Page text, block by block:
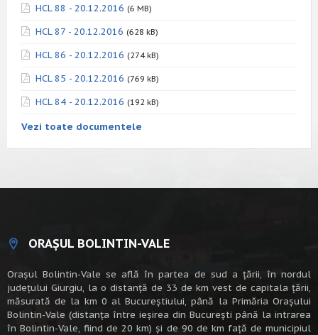
HCL 88 - 20.12.2016 (6 MB)
HCL 87 - 20.12.2016 (628 kB)
HCL 86 - 20.12.2016 (274 kB)
HCL 85 - 20.12.2016 (769 kB)
HCL 84 - 20.12.2016 (192 kB)
Vezi toate documentele
ORAȘUL BOLINTIN-VALE
Oraşul Bolintin-Vale se află în partea de sud a ţării, în nordul
judeţului Giurgiu, la o distanţă de 33 de km vest de capitala țării,
măsurată de la km 0 al Bucureștiului, până la Primăria Orașului
Bolintin-Vale (distanța între ieșirea din București până la intrarea
în Bolintin-Vale, fiind de 20 km) şi de 90 de km faţă de municipiul